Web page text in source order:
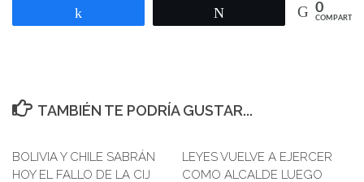
0
COMPARTIR
TAMBIÉN TE PODRÍA GUSTAR...
BOLIVIA Y CHILE SABRÁN
HOY EL FALLO DE LA CIJ
LEYES VUELVE A EJERCER
COMO ALCALDE LUEGO